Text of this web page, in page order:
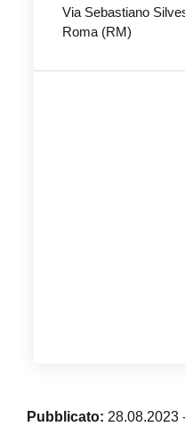
Via Sebastiano
Roma (RM)
Pubblicato: 28.08.2023